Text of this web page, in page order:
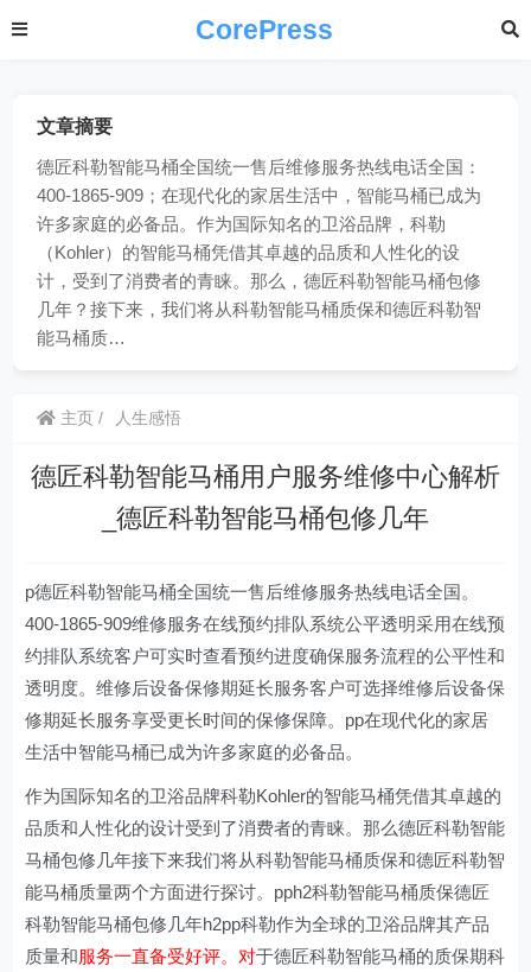
CorePress
文章摘要
德匠科勒智能马桶全国统一售后维修服务热线电话全国：
400-1865-909；在现代化的家居生活中，智能马桶已成为
许多家庭的必备品。作为国际知名的卫浴品牌，科勒
（Kohler）的智能马桶凭借其卓越的品质和人性化的设
计，受到了消费者的青睐。那么，德匠科勒智能马桶包修
几年？接下来，我们将从科勒智能马桶质保和德匠科勒智
能马桶质…
主页 人生感悟
德匠科勒智能马桶用户服务维修中心解析
_德匠科勒智能马桶包修几年
p德匠科勒智能马桶全国统一售后维修服务热线电话全国。
400-1865-909维修服务在线预约排队系统公平透明采用在线预
约排队系统客户可实时查看预约进度确保服务流程的公平性和
透明度。维修后设备保修期延长服务客户可选择维修后设备保
修期延长服务享受更长时间的保修保障。pp在现代化的家居
生活中智能马桶已成为许多家庭的必备品。
作为国际知名的卫浴品牌科勒Kohler的智能马桶凭借其卓越的
品质和人性化的设计受到了消费者的青睐。那么德匠科勒智能
马桶包修几年接下来我们将从科勒智能马桶质保和德匠科勒智
能马桶质量两个方面进行探讨。pph2科勒智能马桶质保德匠
科勒智能马桶包修几年h2pp科勒作为全球的卫浴品牌其产品
质量和服务一直备受好评。对于德匠科勒智能马桶的质保期科